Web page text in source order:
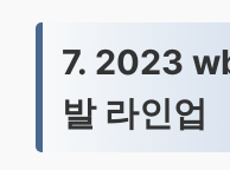
7. 2023
발 라인업